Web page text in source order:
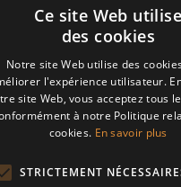
aux besoins actuels du
modernes et
et d’aménagement
Ce site Web utilise
des cookies
Notre site Web utilise des
l'expérience utilisateur.
site Web, vous acceptez tous
à notre Politique
cookies. En savoir plus
STRICTEMENT